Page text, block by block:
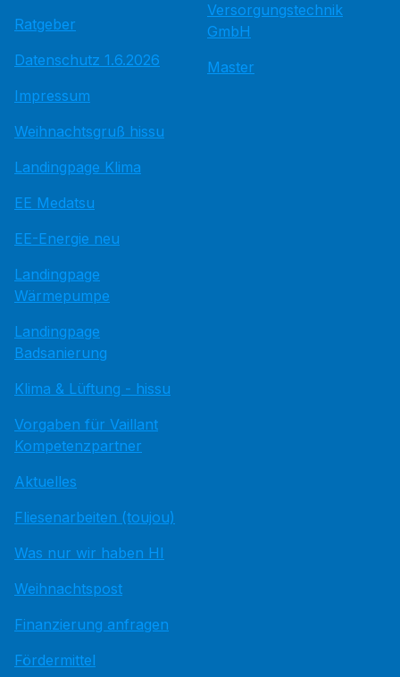
Ratgeber
Datenschutz 1.6.2026
Impressum
Weihnachtsgruß hissu
Landingpage Klima
EE Medatsu
EE-Energie neu
Landingpage
Wärmepumpe
Landingpage
Badsanierung
Klima & Lüftung - hissu
Vorgaben für Vaillant
Kompetenzpartner
Aktuelles
Fliesenarbeiten (toujou)
Was nur wir haben HI
Weihnachtspost
Finanzierung anfragen
Fördermittel
Versorgungstechnik
GmbH
Master